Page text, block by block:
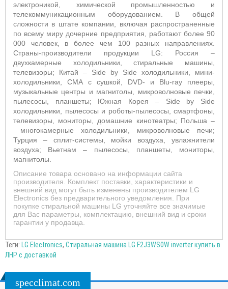
электроникой, химической промышленностью и
телекоммуникационным оборудованием. В общей
сложности в штате компании, включая распространенные
по всему миру дочерние предприятия, работают более 90
000 человек, в более чем 100 разных направлениях.
Страны-производители продукции LG: Россия –
двухкамерные холодильники, стиральные машины,
телевизоры; Китай –
Side by Side холодильники, мини-
холодильники, СМА с сушкой, DVD- и Blu-ray плееры,
музыкальные центры и магнитолы, микроволновые печки,
пылесосы, планшеты; Южная Корея –
Side by Side
холодильники, пылесосы и роботы-пылесосы, смартфоны,
телевизоры, мониторы, домашние кинотеатры; Польша –
многокамерные холодильники, микроволновые печи;
Турция – сплит-системы, мойки воздуха, увлажнители
воздуха; Вьетнам –
пылесосы, планшеты, мониторы,
магнитолы.
Описание товара основано на информации сайта
производителя. Комплект поставки, характеристики и
внешний вид могут быть изменены производителем LG
Electronics без предварительного уведомления. При
покупке стиральной машины LG уточняйте все значимые
для Вас параметры, комплектацию, внешний вид и сроки
гарантии у продавца.
Теги: LG Electronics, Стиральная машина LG F2J3WS0W inverter купить в
ЛНР с доставкой
specclimat.com